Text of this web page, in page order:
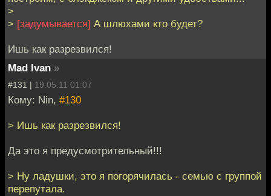
>
> [задумывается] А шлюхами кто будет?
Ишь как разрезвился!
Mad Ivan »
#131 | 19.05.11 01:07
Кому: Nin, #130
> Ишь как разрезвился!
Да это я предусмотрительный!!!
> Ну ладушки, это я погорячилась - семью с группой
перепутала.